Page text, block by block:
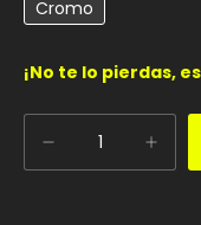
Cromo
¡No te lo pierdas,